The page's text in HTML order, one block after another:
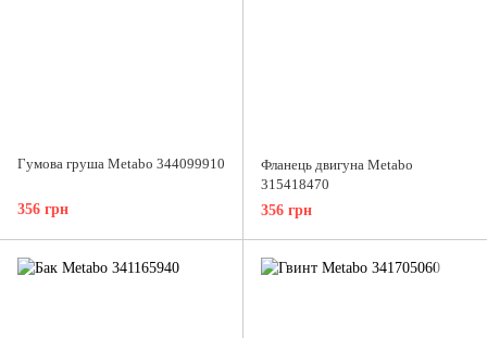
Гумова груша Metabo 344099910
356 грн
Фланець двигуна Metabo
315418470
356 грн